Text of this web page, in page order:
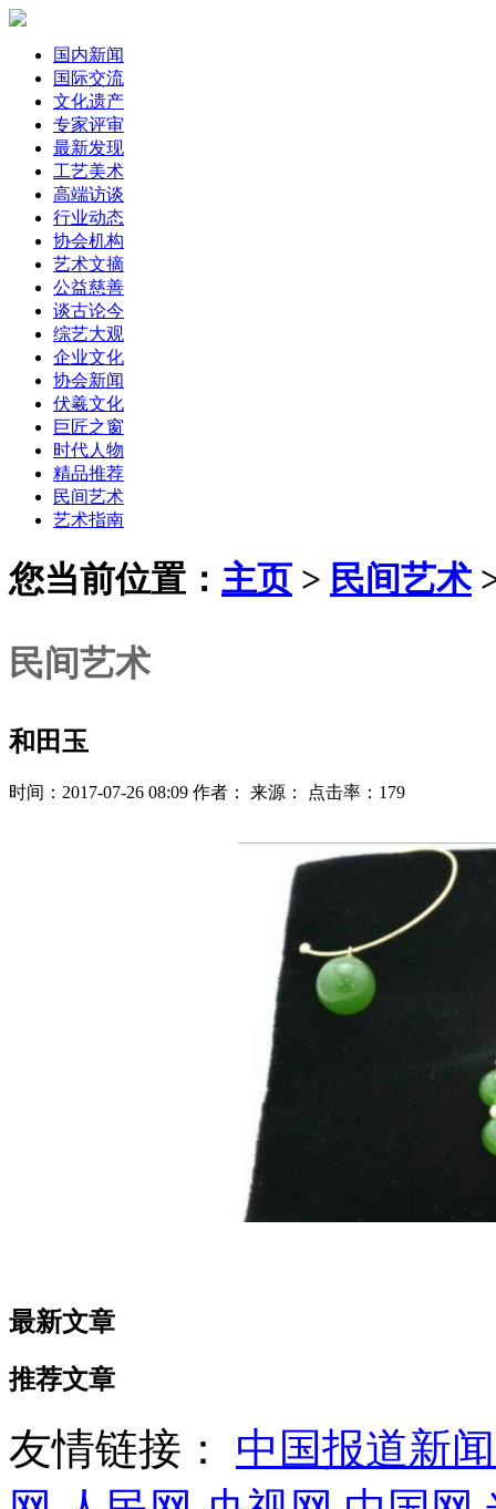
国内新闻
国际交流
文化遗产
专家评审
最新发现
工艺美术
高端访谈
行业动态
协会机构
艺术文摘
公益慈善
谈古论今
综艺大观
企业文化
协会新闻
伏羲文化
巨匠之窗
时代人物
精品推荐
民间艺术
艺术指南
您当前位置： 主页 > 民间艺术
民间艺术
和田玉
时间：2017-07-26 08:09 作者： 来源： 点击率：179
最新文章
推荐文章
友情链接： 中国报道新